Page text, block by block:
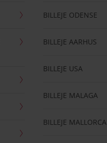
BILLEJE ODENSE
BILLEJE AARHUS
BILLEJE USA
BILLEJE MALAGA
BILLEJE MALLORCA